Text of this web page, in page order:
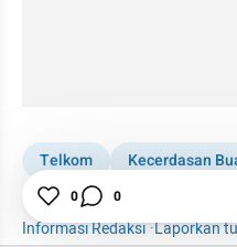
Telkom Kecerdasan
Masyarakat
Informasi Redaksi·Laporkan
0 0